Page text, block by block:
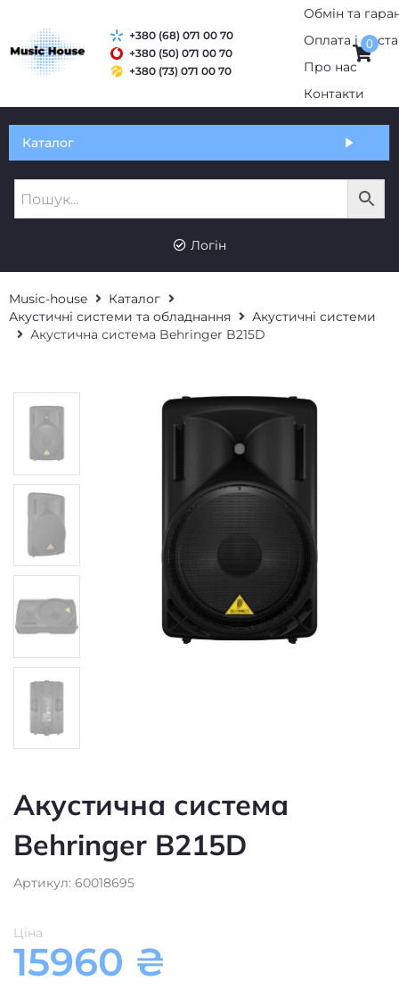
Обмін та
Оплата і
Про нас
Контакти
+380 (68) 071 00 70
+380 (50) 071 00 70
+380 (73) 071 00 70
0
Каталог
Логін
Music-house
Каталог
Акустичні системи та обладнання
Акустичні системи
Акустична система Behringer B215D
Акустична система
Behringer B215D
Артикул: 60018695
Ціна
15960 ₴